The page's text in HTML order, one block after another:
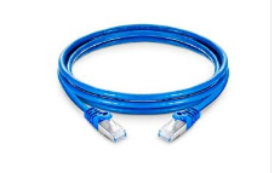
CAT6A CERTIFICADO
BLINDADO CM/LSZH
28 AWG 1 MTS PAN-
NET